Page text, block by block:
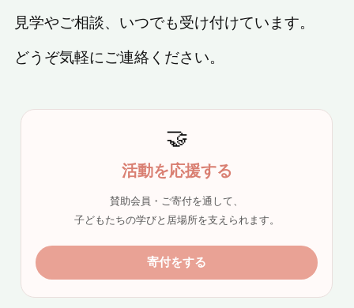
見学やご相談、いつでも受け付けています。
どうぞ気軽にご連絡ください。